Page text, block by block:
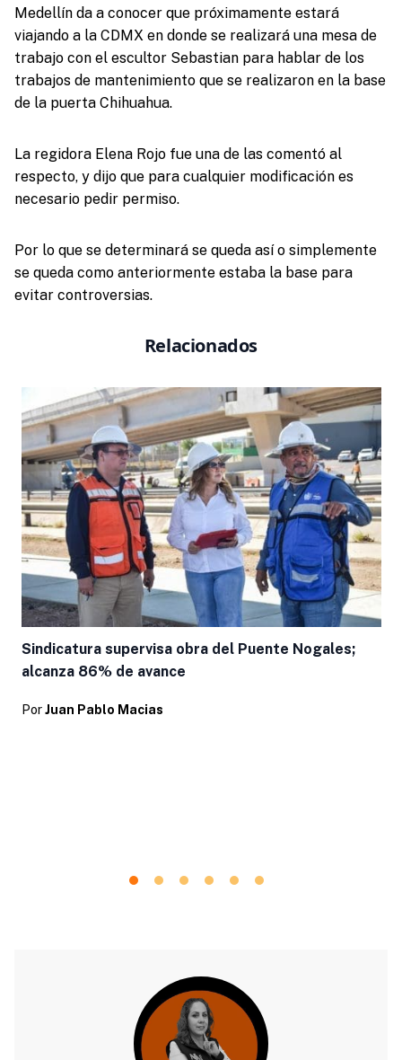
Medellín da a conocer que próximamente estará
viajando a la CDMX en donde se realizará una mesa de
trabajo con el escultor Sebastian para hablar de los
trabajos de mantenimiento que se realizaron en la base
de la puerta Chihuahua.
La regidora Elena Rojo fue una de las comentó al
respecto, y dijo que para cualquier modificación es
necesario pedir permiso.
Por lo que se determinará se queda así o simplemente
se queda como anteriormente estaba la base para
evitar controversias.
Relacionados
Sindicatura supervisa obra del Puente Nogales;
alcanza 86% de avance
Por Juan Pablo Macias